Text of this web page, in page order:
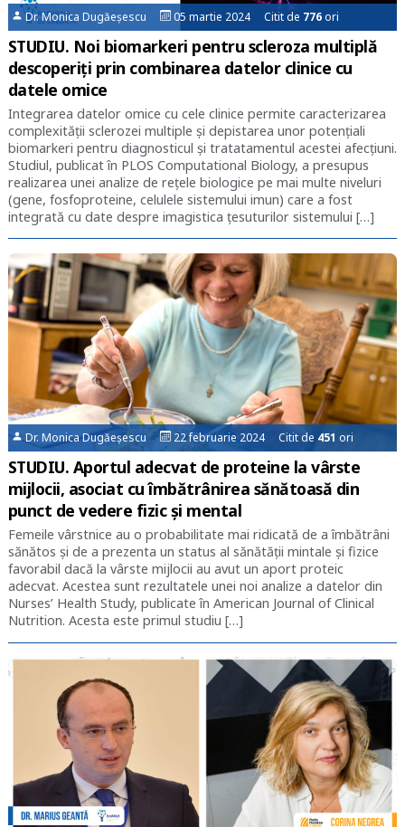
Dr. Monica Dugăeșescu 05 martie 2024 Citit de 776ori
STUDIU. Noi biomarkeri pentru scleroza multiplă
descoperiți prin combinarea datelor clinice cu
datele omice
Integrarea datelor omice cu cele clinice permite caracterizarea
complexităţii sclerozei multiple şi depistarea unor potenţiali
biomarkeri pentru diagnosticul şi tratatamentul acestei afecţiuni.
Studiul, publicat în PLOS Computational Biology, a presupus
realizarea unei analize de rețele biologice pe mai multe niveluri
(gene, fosfoproteine, celulele sistemului imun) care a fost
integrată cu date despre imagistica ţesuturilor sistemului […]
Dr. Monica Dugăeșescu 22 februarie 2024 Citit de 451 ori
STUDIU. Aportul adecvat de proteine la vârste
mijlocii, asociat cu îmbătrânirea sănătoasă din
punct de vedere fizic și mental
Femeile vârstnice au o probabilitate mai ridicată de a îmbătrâni
sănătos şi de a prezenta un status al sănătăţii mintale şi fizice
favorabil dacă la vârste mijlocii au avut un aport proteic
adecvat. Acestea sunt rezultatele unei noi analize a datelor din
Nurses’ Health Study, publicate în American Journal of Clinical
Nutrition. Acesta este primul studiu […]